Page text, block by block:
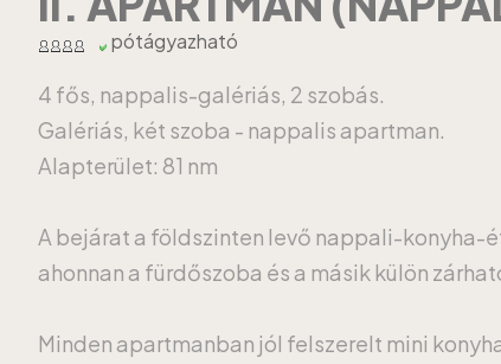
pótágyazható
4 fős, nappalis-galériás, 2 szobás.
Galériás, két szoba - nappalis apartman.
Alapterület: 81 nm
A bejárat a földszinten levő nappali-konyha-
ahonnan a fürdőszoba és a másik külön
Minden apartmanban jól felszerelt mini